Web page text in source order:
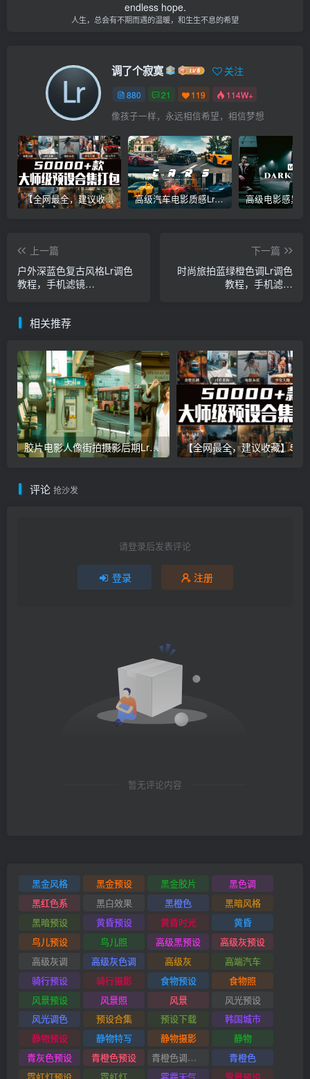
endless hope.
人生，总会有不期而遇的温暖，和生生不息的希望
调了个寂寞 关注
880 21 119 114W+
像孩子一样，永远相信希望，相信梦想
【全网最全，建议收藏】5万多款Lr顶级调色预设合集，精心整理，分类清晰，摄影师调色师必备素材，够用一辈子！ 高级汽车电影质感Lr调色教程，手机滤镜PS+Lightroom预设下载！
上一篇
户外深蓝色复古风格Lr调色
教程，手机滤镜
下一篇
时尚旅拍蓝绿橙色调Lr调色
教程，手机滤镜
相关推荐
胶片电影人像街拍摄影后期Lr调色教程，手机滤镜PS+Lightroom预设下载！
评论 抢沙发
请登录后发表评论
登录 注册
暂无评论内容
黑金风格 黑金预设 黑金胶片
黑色调
黑红色系
黑白效果 黑橙色
黑暗风格
黑暗预设
黄昏预设 黄昏时光
黄昏
鸟儿预设
鸟儿照 高级黑预设
高级灰预设
高级灰调
高级灰色调 高级灰
高端汽车
骑行预设
骑行摄影 食物预设
食物照
风景预设
风景照 风景
风光预设
风光调色
预设合集 预设下载
韩国城市
静物预设
静物特写 静物摄影
静物
青灰色预设
青橙色预设 青橙色调预设
青橙色